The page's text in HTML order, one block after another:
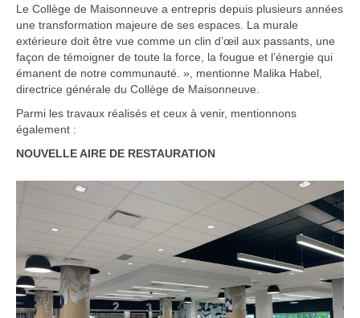
Le Collège de Maisonneuve a entrepris depuis plusieurs années
une transformation majeure de ses espaces. La murale
extérieure doit être vue comme un clin d’œil aux passants, une
façon de témoigner de toute la force, la fougue et l’énergie qui
émanent de notre communauté. », mentionne Malika Habel,
directrice générale du Collège de Maisonneuve.
Parmi les travaux réalisés et ceux à venir, mentionnons
également :
NOUVELLE AIRE DE RESTAURATION